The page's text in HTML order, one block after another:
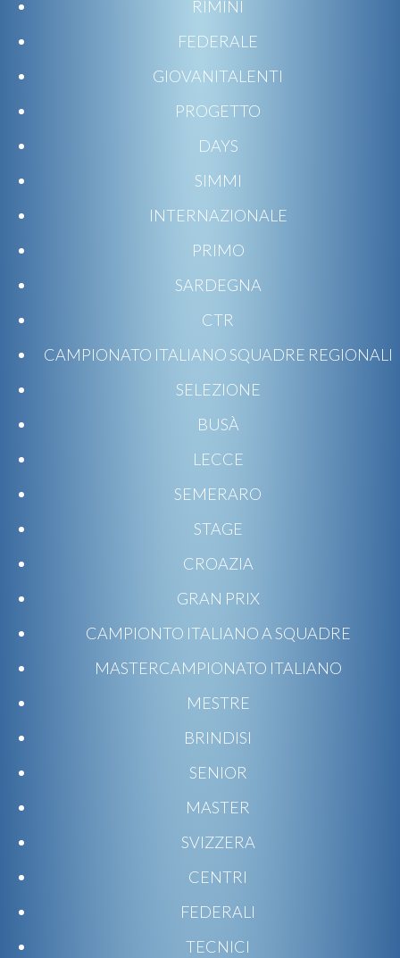
RIMINI
FEDERALE
GIOVANITALENTI
PROGETTO
DAYS
SIMMI
INTERNAZIONALE
PRIMO
SARDEGNA
CTR
CAMPIONATO ITALIANO SQUADRE REGIONALI
SELEZIONE
BUSÀ
LECCE
SEMERARO
STAGE
CROAZIA
GRAN PRIX
CAMPIONTO ITALIANO A SQUADRE
MASTERCAMPIONATO ITALIANO
MESTRE
BRINDISI
SENIOR
MASTER
SVIZZERA
CENTRI
FEDERALI
TECNICI